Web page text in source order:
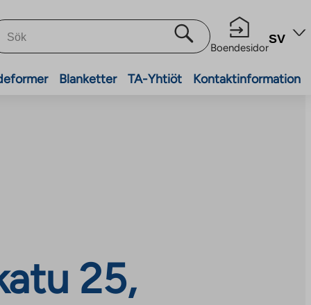
Boendesidor
SV
Blanketter TA-Yhtiöt Kontaktinformation
25,